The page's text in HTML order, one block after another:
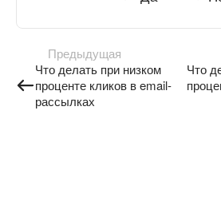
Предыдущая
Что делать при низком
проценте кликов в email-
рассылках
Что